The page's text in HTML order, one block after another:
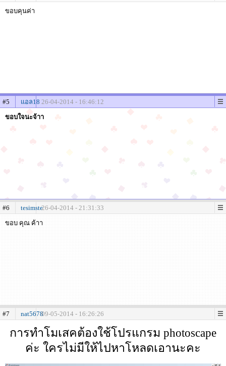
ขอบคุนค่า
#5 แอล18 26-04-2014 - 16:46:12
ขอบใจนะจ้าา
#6 tesimste26-04-2014 - 21:31:33
ขอบ คุณ ค้าา
#7 nat567809-05-2014 - 16:26:26
การทำโมเสคต้องใช้โปรแกรม photoscape
ค่ะ ใครไม่มีให้ไปหาโหลดเอานะคะ